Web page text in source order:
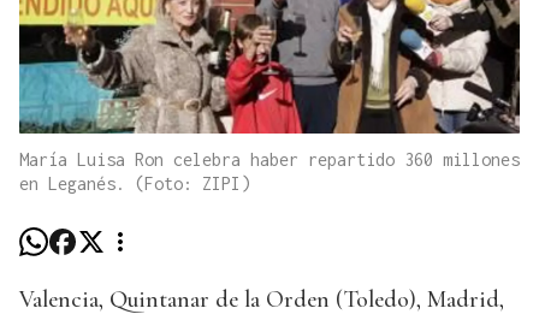
María Luisa Ron celebra haber repartido 360 millones
en Leganés. (Foto: ZIPI)
Valencia, Quintanar de la Orden (Toledo), Madrid,